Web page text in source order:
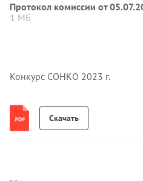
Протокол комиссии от
1 МБ
Конкурс СОНКО 2023 г.
Скачать